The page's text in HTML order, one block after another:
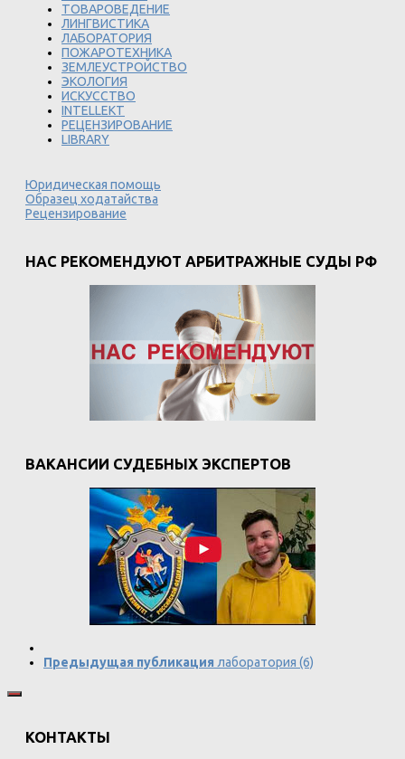
ТОВАРОВЕДЕНИЕ
ЛИНГВИСТИКА
ЛАБОРАТОРИЯ
ПОЖАРОТЕХНИКА
ЗЕМЛЕУСТРОЙСТВО
ЭКОЛОГИЯ
ИСКУССТВО
INTELLEKT
РЕЦЕНЗИРОВАНИЕ
LIBRARY
Юридическая помощь
Образец ходатайства
Рецензирование
НАС РЕКОМЕНДУЮТ АРБИТРАЖНЫЕ СУДЫ РФ
ВАКАНСИИ СУДЕБНЫХ ЭКСПЕРТОВ
Предыдущая публикация лаборатория (6)
КОНТАКТЫ